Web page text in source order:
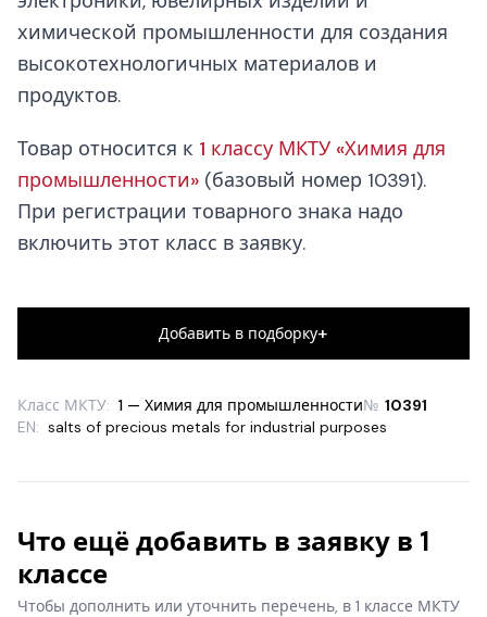
химической промышленности для создания
высокотехнологичных материалов и
продуктов.
Товар относится к 1 классу МКТУ «Химия для
промышленности» (базовый номер 10391).
При регистрации товарного знака надо
включить этот класс в заявку.
Добавить в подборку+
Класс МКТУ: 1 — Химия для промышленности№ 10391
EN: salts of precious metals for industrial purposes
Что ещё добавить в заявку в 1
классе
Чтобы дополнить или уточнить перечень, в 1 классе МКТУ